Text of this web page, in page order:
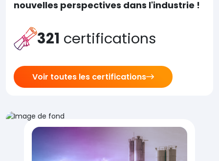
nouvelles perspectives dans l'industrie !
321 certifications
Voir toutes les certifications